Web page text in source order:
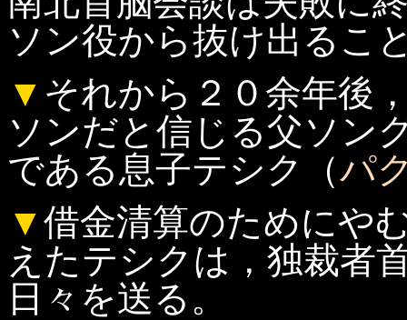
ソン役から抜け出るこ
▼ それから２０余年後
ソンだと信じる父ソン
である息子テシク（パ
▼借金清算のためにや
えたテシクは，独裁者
日々を送る。